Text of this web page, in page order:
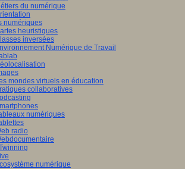
du numérique
numériques
heuristiques
inversées
Numérique de Travail
mondes virtuels en éducation
collaboratives
numériques
radio
numérique